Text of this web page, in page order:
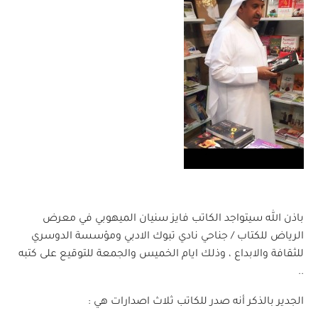
باذن الله سيتواجد الكاتب فايز سنيان الميهوبي في معرض
الرياض للكتاب / جناحي نادي تبوك الادبي ومؤسسة الدوسري
للثقافة والابداع ، وذلك ايام الخميس والجمعة للتوقيع على كتبه
..
الجدير بالذكر أنه صدر للكاتب ثلاث اصدارات هي :